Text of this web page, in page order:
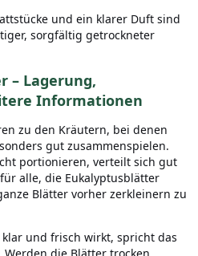
und ein klarer Duft sind
sorgfältig getrockneter
– Lagerung,
Informationen
zu den Kräutern, bei denen
gut zusammenspielen.
portionieren, verteilt sich gut
alle, die Eukalyptusblätter
Blätter vorher zerkleinern zu
und frisch wirkt, spricht das